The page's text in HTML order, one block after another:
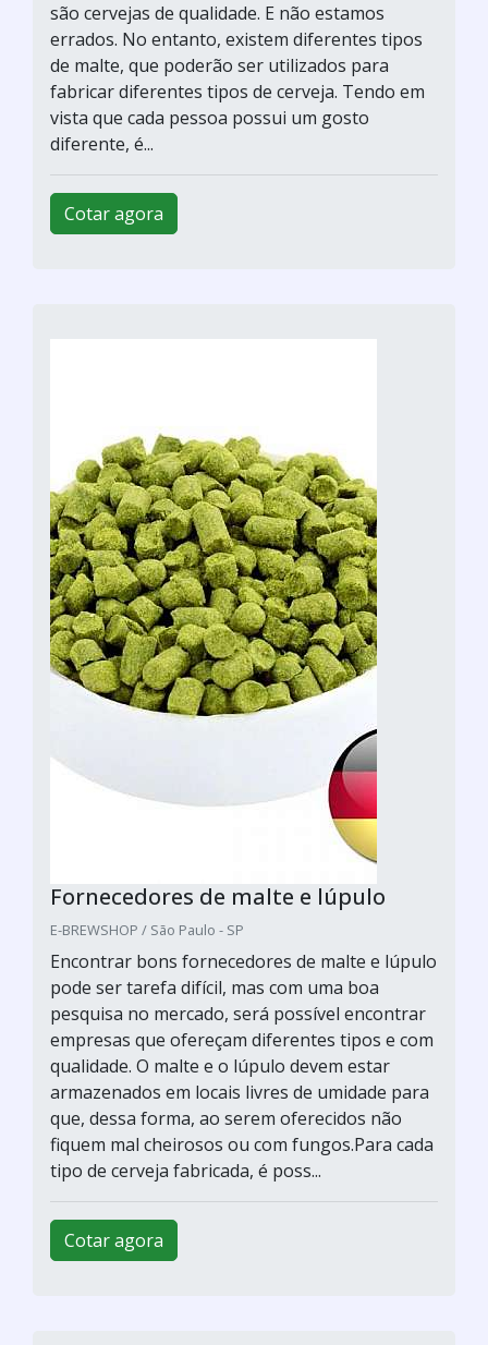
são cervejas de qualidade. E não estamos
errados. No entanto, existem diferentes tipos
de malte, que poderão ser utilizados para
fabricar diferentes tipos de cerveja. Tendo em
vista que cada pessoa possui um gosto
diferente, é...
Cotar agora
Fornecedores de malte e lúpulo
E-BREWSHOP / São Paulo - SP
Encontrar bons fornecedores de malte e lúpulo
pode ser tarefa difícil, mas com uma boa
pesquisa no mercado, será possível encontrar
empresas que ofereçam diferentes tipos e com
qualidade. O malte e o lúpulo devem estar
armazenados em locais livres de umidade para
que, dessa forma, ao serem oferecidos não
fiquem mal cheirosos ou com fungos.Para cada
tipo de cerveja fabricada, é poss...
Cotar agora